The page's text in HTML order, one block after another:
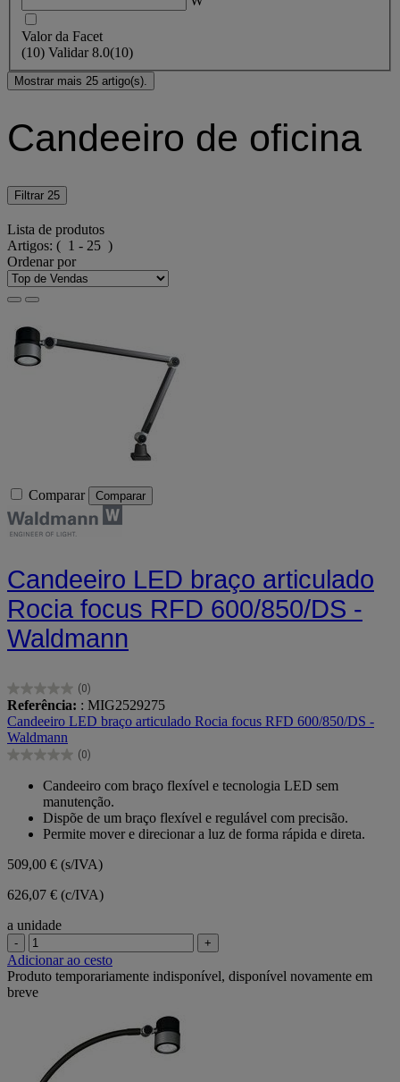
Valor da Facet
(10) Validar8.0(10)
Mostrar mais 25 artigo(s).
Candeeiro de oficina
Filtrar 25
Lista de produtos
Artigos: ( 1 - 25 )
Ordenar por
Comparar Comparar
Candeeiro LED braço articulado
Rocia focus RFD 600/850/DS -
Waldmann
(0)
0.0
em
5
estrelas.
Referência: : MIG2529275
Candeeiro LED braço articulado Rocia focus RFD 600/850/DS -
Waldmann
(0)
0.0
estrelas.
Candeeiro com braço flexível e tecnologia LED sem
manutenção.
Dispõe de um braço flexível e regulável com precisão.
Permite mover e direcionar a luz de forma rápida e direta.
509,00 € (s/IVA)
626,07 € (c/IVA)
a unidade
- +
Adicionar ao cesto
Produto temporariamente indisponível, disponível novamente em
breve